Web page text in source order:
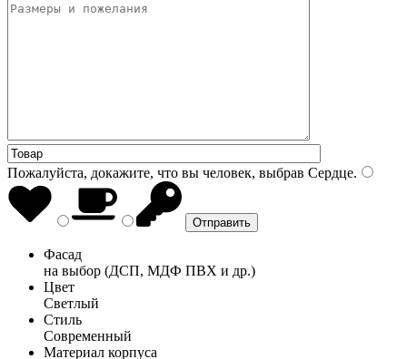
Пожалуйста, докажите, что вы человек, выбрав Сердце.
Фасад
на выбор (ДСП, МДФ ПВХ и др.)
Цвет
Светлый
Стиль
Современный
Материал корпуса